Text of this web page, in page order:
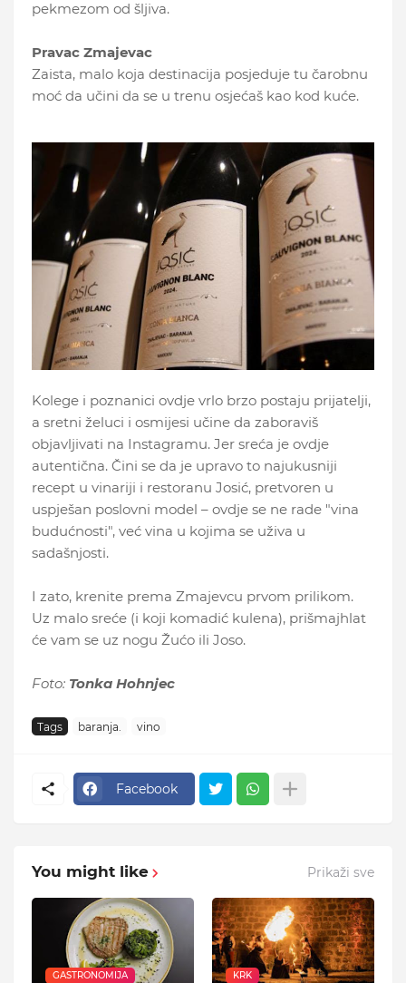
pekmezom od šljiva.
Pravac Zmajevac
Zaista, malo koja destinacija posjeduje tu čarobnu
moć da učini da se u trenu osjećaš kao kod kuće.
Kolege i poznanici ovdje vrlo brzo postaju prijatelji,
a sretni želuci i osmijesi učine da zaboraviš
objavljivati na Instagramu. Jer sreća je ovdje
autentična. Čini se da je upravo to najukusniji
recept u vinariji i restoranu Josić, pretvoren u
uspješan poslovni model – ovdje se ne rade "vina
budućnosti", već vina u kojima se uživa u
sadašnjosti.
I zato, krenite prema Zmajevcu prvom prilikom.
Uz malo sreće (i koji komadić kulena), prišmajhlat
će vam se uz nogu Žućo ili Joso.
Foto: Tonka Hohnjec
Tags baranja. vino
Facebook
You might like Prikaži sve
GASTRONOMIJA KRK